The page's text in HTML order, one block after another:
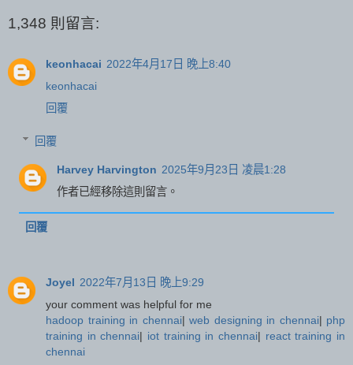
1,348 則留言:
keonhacai 2022年4月17日 晚上8:40
keonhacai
回覆
回覆
Harvey Harvington 2025年9月23日 凌晨1:28
作者已經移除這則留言。
回覆
Joyel 2022年7月13日 晚上9:29
your comment was helpful for me
hadoop training in chennai| web designing in chennai| php
training in chennai| iot training in chennai| react training in
chennai